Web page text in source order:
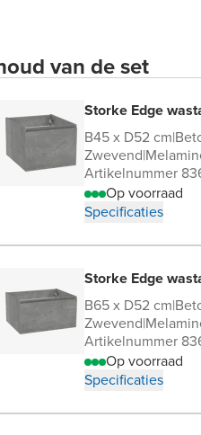
van de set
Storke Edge
B45 x D52 cm|
Zwevend|
Artikelnummer
Op voorraad
Specificaties
Storke Edge
B65 x D52 cm|
Zwevend|
Artikelnummer
Op voorraad
Specificaties